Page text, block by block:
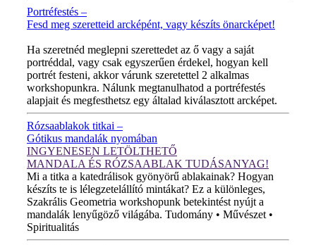
Portréfestés –
Fesd meg szeretteid arcképént, vagy készíts önarcképet!
Ha szeretnéd meglepni szerettedet az ő vagy a saját
portréddal, vagy csak egyszerűen érdekel, hogyan kell
portrét festeni, akkor várunk szeretettel 2 alkalmas
workshopunkra. Nálunk megtanulhatod a portréfestés
alapjait és megfesthetsz egy általad kiválasztott arcképet.
Rózsaablakok titkai –
Gótikus mandalák nyomában
INGYENESEN LETÖLTHETŐ
MANDALA ÉS RÓZSAABLAK TUDÁSANYAG!
Mi a titka a katedrálisok gyönyörű ablakainak? Hogyan
készíts te is lélegzetelállító mintákat? Ez a különleges,
Szakrális Geometria workshopunk betekintést nyújt a
mandalák lenyűgöző világába. Tudomány • Művészet •
Spiritualitás